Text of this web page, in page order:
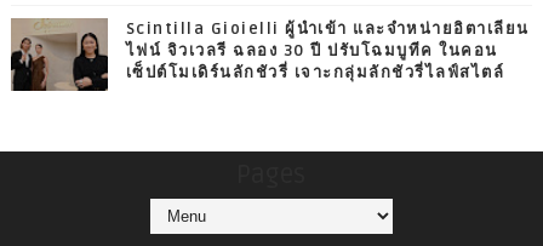
Scintilla Gioielli ผู้นำเข้า และจำหน่ายอิตาเลียน
ไฟน์ จิวเวลรี ฉลอง 30 ปี ปรับโฉมบูทีค ในคอน
เซ็ปต์โมเดิร์นลักชัวรี่ เจาะกลุ่มลักชัวรี่ไลฟ์สไตล์